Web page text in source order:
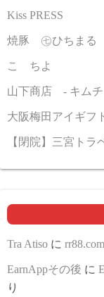
Kiss PRESS
焼豚 ㊆ひちまる
こゝちよ
山下商店 - キムチ
大阪梅田アイギフ
【閉院】三宮トラ
Tra Atiso に rr88.com
EarnAppその後 に
り